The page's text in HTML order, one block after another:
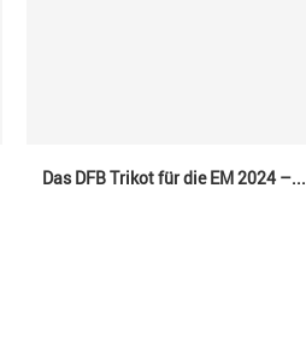
Das DFB Trikot für die EM 2024 –...